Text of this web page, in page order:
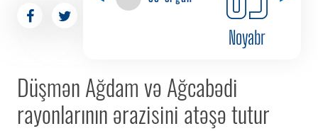
Noyabr
Düşmən Ağdam və Ağcabədi
rayonlarının ərazisini atəşə tutur